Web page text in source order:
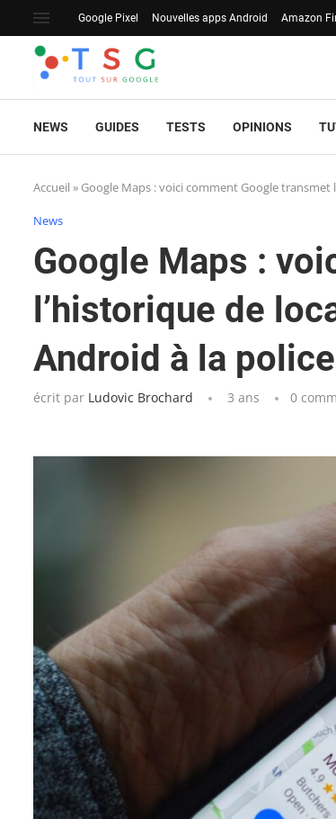
Google Pixel Nouvelles apps Android Amazon
NEWS GUIDES TESTS OPINIONS
Accueil » Google Maps : voici comment Google
News
Google Maps :
l’historique de
Android à la police
écrit par Ludovic Brochard 3 ans 0